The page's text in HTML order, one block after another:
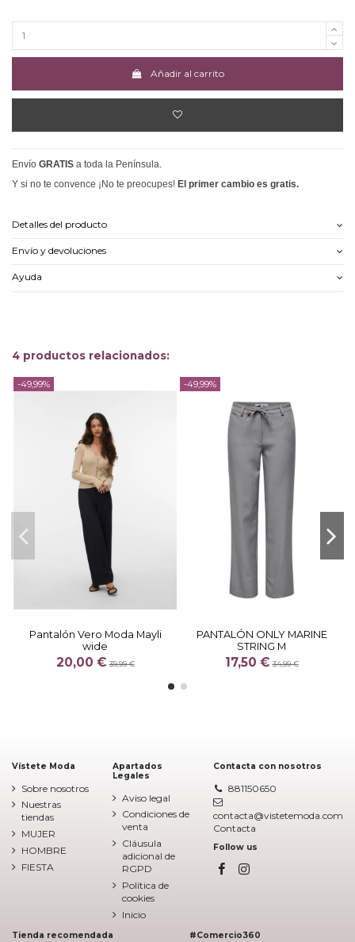
Añadir al carrito
Envío GRATIS a toda la Península.
Y si no te convence ¡No te preocupes! El primer cambio es gratis.
Detalles del producto
Envío y devoluciones
Ayuda
4 productos relacionados:
-49,99%
Pantalón Vero Moda Mayli
wide
20,00 €39,99 €
-49,99%
PANTALÓN ONLY MARINE
STRING M
17,50 €34,99 €
Vístete Moda
Sobre nosotros
Nuestras
tiendas
MUJER
HOMBRE
FIESTA
Apartados
Legales
Aviso legal
Condiciones de
venta
Cláusula
adicional de
RGPD
Política de
cookies
Inicio
Contacta con nosotros
881150650
contacta@vistetemoda.com
Contacta
Follow us
Tienda recomendada #Comercio360